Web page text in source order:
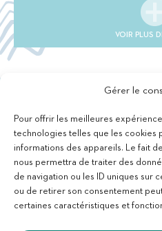
Gérer le
Pour offrir les meilleures
technologies telles que les cookies
informations des appareils. Le fait
nous permettra de traiter des
de navigation ou les ID uniques sur
ou de retirer son consentement
certaines caractéristiques et
VOIR PLUS
11 bis Rue des Novalles
21240 Talant - France
+33 (0)3 80 59 22 88
Membre de la Fédération des
Membre du collectif Les Éditeurs